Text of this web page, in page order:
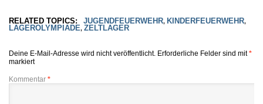
RELATED TOPICS: JUGENDFEUERWEHR, KINDERFEUERWEHR,
LAGEROLYMPIADE, ZELTLAGER
Deine E-Mail-Adresse wird nicht veröffentlicht. Erforderliche Felder sind mit*
markiert
Kommentar *